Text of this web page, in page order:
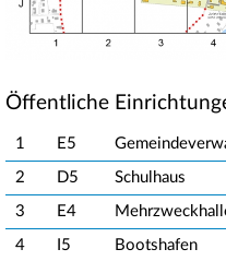
Öffentliche
1 E5
2 D5 Schulhaus
3 E4
4 I5 Bootshafen